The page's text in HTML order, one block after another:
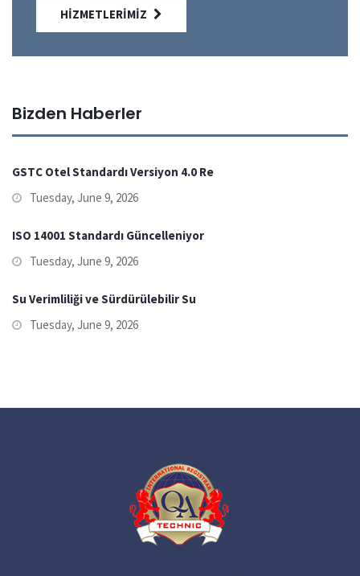
HIZMETLERIMIZ
Bizden Haberler
GSTC Otel Standardı Versiyon 4.0 Re
Tuesday, June 9, 2026
ISO 14001 Standardı Güncelleniyor
Tuesday, June 9, 2026
Su Verimliliği ve Sürdürülebilir Su
Tuesday, June 9, 2026